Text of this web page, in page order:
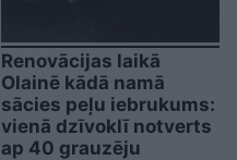
Renovācijas laikā
Olainē kādā namā
sācies peļu iebrukums:
vienā dzīvoklī notverts
ap 40 grauzēju